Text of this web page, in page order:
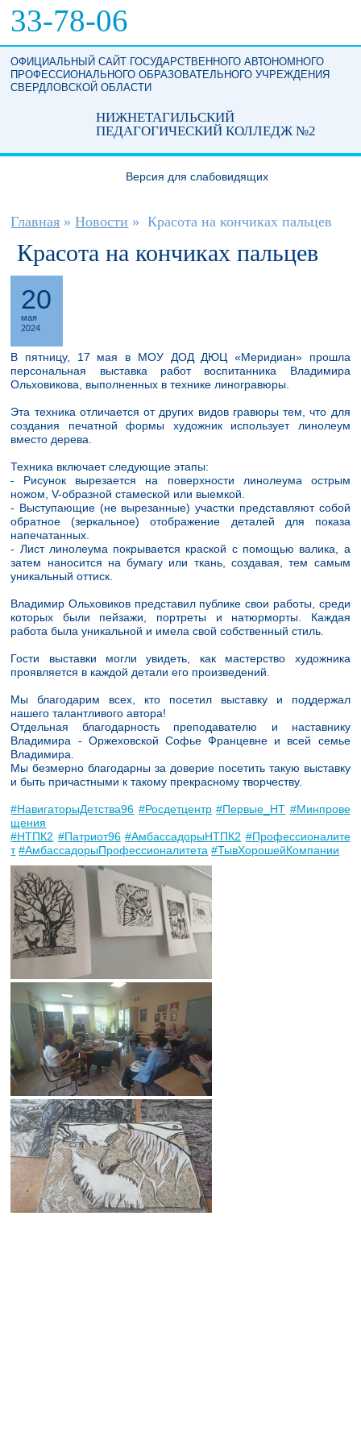
33-78-06
ОФИЦИАЛЬНЫЙ САЙТ ГОСУДАРСТВЕННОГО АВТОНОМНОГО
ПРОФЕССИОНАЛЬНОГО ОБРАЗОВАТЕЛЬНОГО УЧРЕЖДЕНИЯ
СВЕРДЛОВСКОЙ ОБЛАСТИ
НИЖНЕТАГИЛЬСКИЙ
ПЕДАГОГИЧЕСКИЙ КОЛЛЕДЖ №2
Версия для слабовидящих
Вы здесь
Главная » Новости » Красота на кончиках пальцев
Красота на кончиках пальцев
20
мая
2024
В пятницу, 17 мая в МОУ ДОД ДЮЦ «Меридиан» прошла
персональная выставка работ воспитанника Владимира
Ольховикова, выполненных в технике линогравюры.
Эта техника отличается от других видов гравюры тем, что для
создания печатной формы художник использует линолеум
вместо дерева.
Техника включает следующие этапы:
- Рисунок вырезается на поверхности линолеума острым
ножом, V-образной стамеской или выемкой.
- Выступающие (не вырезанные) участки представляют собой
обратное (зеркальное) отображение деталей для показа
напечатанных.
- Лист линолеума покрывается краской с помощью валика, а
затем наносится на бумагу или ткань, создавая, тем самым
уникальный оттиск.
Владимир Ольховиков представил публике свои работы, среди
которых были пейзажи, портреты и натюрморты. Каждая
работа была уникальной и имела свой собственный стиль.
Гости выставки могли увидеть, как мастерство художника
проявляется в каждой детали его произведений.
Мы благодарим всех, кто посетил выставку и поддержал
нашего талантливого автора!
Отдельная благодарность преподавателю и наставнику
Владимира - Оржеховской Софье Францевне и всей семье
Владимира.
Мы безмерно благодарны за доверие посетить такую выставку
и быть причастными к такому прекрасному творчеству.
#НавигаторыДетства96 #Росдетцентр #Первые_НТ #Минпрове
щения
#НТПК2 #Патриот96 #АмбассадорыНТПК2 #Профессионалите
т #АмбассадорыПрофессионалитета #ТывХорошейКомпании